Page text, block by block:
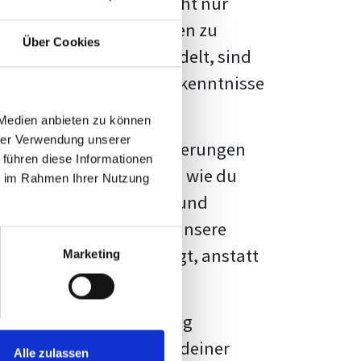
Über Cookies
anbieten zu können
Verwendung unserer
diese Informationen
Rahmen Ihrer Nutzung
Marketing
Alle zulassen
Fakten und Quellen zu
handelt, sind
und Erkenntnisse
vor diesen Herausforderungen
kannst, sondern auch, wie du
Formatierung und
Erwartungen, und unsere
Vorlage zeigt, anstatt
große Herausforderung
wird die Formatierung deiner